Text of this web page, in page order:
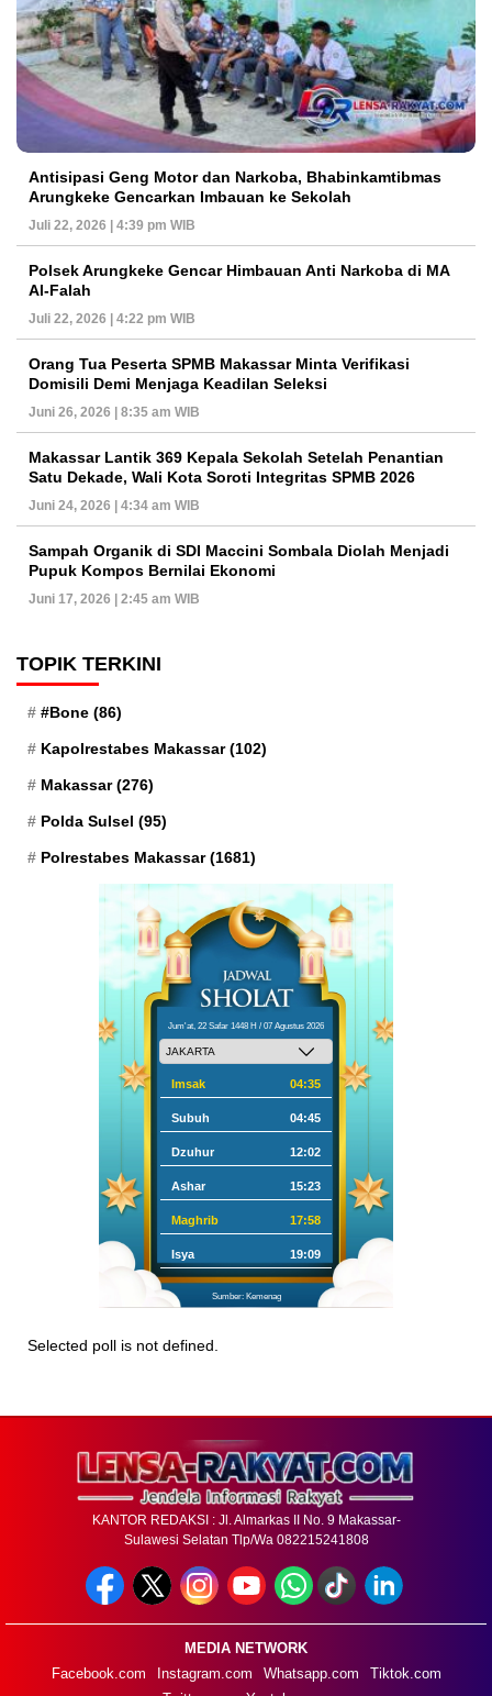
Antisipasi Geng Motor dan Narkoba, Bhabinkamtibmas
Arungkeke Gencarkan Imbauan ke Sekolah
Juli 22, 2026 | 4:39 pm WIB
Polsek Arungkeke Gencar Himbauan Anti Narkoba di MA
Al-Falah
Juli 22, 2026 | 4:22 pm WIB
Orang Tua Peserta SPMB Makassar Minta Verifikasi
Domisili Demi Menjaga Keadilan Seleksi
Juni 26, 2026 | 8:35 am WIB
Makassar Lantik 369 Kepala Sekolah Setelah Penantian
Satu Dekade, Wali Kota Soroti Integritas SPMB 2026
Juni 24, 2026 | 4:34 am WIB
Sampah Organik di SDI Maccini Sombala Diolah Menjadi
Pupuk Kompos Bernilai Ekonomi
Juni 17, 2026 | 2:45 am WIB
TOPIK TERKINI
#Bone (86)
Kapolrestabes Makassar(102)
Makassar(276)
Polda Sulsel (95)
Polrestabes Makassar(1681)
Jum'at, 22 Safar 1448 H / 07 Agustus 2026
Imsak 04:35
Subuh 04:45
Dzuhur 12:02
Ashar 15:23
Maghrib 17:58
Isya 19:09
Sumber: Kemenag
Selected poll is not defined.
KANTOR REDAKSI : Jl. Almarkas II No. 9 Makassar-
Sulawesi Selatan Tlp/Wa 082215241808
MEDIA NETWORK
Facebook.com
Instagram.com Whatsapp.com
Tiktok.com